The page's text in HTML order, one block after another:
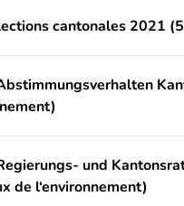
cantonales 2021
und
de l‘environnement)